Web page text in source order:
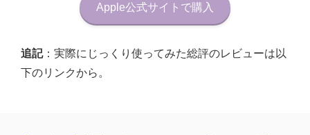
Apple公式サイトで購入
追記：実際にじっくり使ってみた総評のレビューは以
下のリンクから。